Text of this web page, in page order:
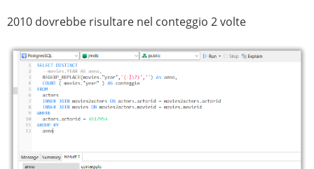
2010 dovrebbe risultare nel conteggio 2 volte